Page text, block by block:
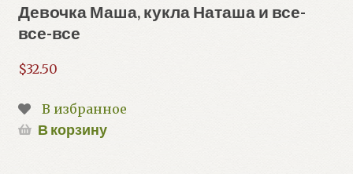
Девочка Маша, кукла Наташа и все-
все-все
$32.50
В избранное
В корзину